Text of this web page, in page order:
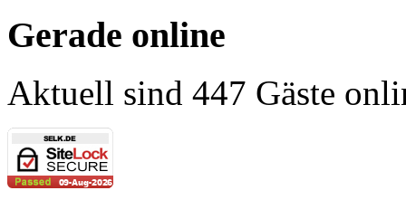
Gerade online
Aktuell sind 447 Gäste